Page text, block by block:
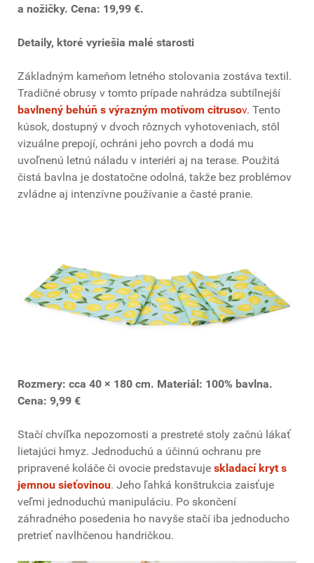
a nožičky. Cena: 19,99 €.
Detaily, ktoré vyriešia malé starosti
Základným kameňom letného stolovania zostáva textil.
Tradičné obrusy v tomto prípade nahrádza subtílnejší
bavlnený behúň s výrazným motívom citrusov. Tento
kúsok, dostupný v dvoch rôznych vyhotoveniach, stôl
vizuálne prepojí, ochráni jeho povrch a dodá mu
uvoľnenú letnú náladu v interiéri aj na terase. Použitá
čistá bavlna je dostatočne odolná, takže bez problémov
zvládne aj intenzívne používanie a časté pranie.
Rozmery: cca 40 × 180 cm. Materiál: 100% bavlna.
Cena: 9,99 €
Stačí chvíľka nepozornosti a prestreté stoly začnú lákať
lietajúci hmyz. Jednoduchú a účinnú ochranu pre
pripravené koláče či ovocie predstavuje skladací kryt s
jemnou sieťovinou. Jeho ľahká konštrukcia zaisťuje
veľmi jednoduchú manipuláciu. Po skončení
záhradného posedenia ho navyše stačí iba jednoducho
pretrieť navlhčenou handričkou.